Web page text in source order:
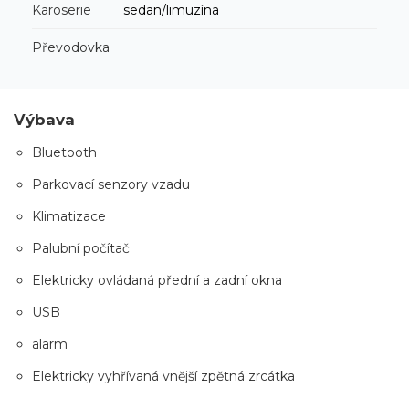
Karoserie sedan/limuzína
Převodovka
Výbava
Bluetooth
Parkovací senzory vzadu
Klimatizace
Palubní počítač
Elektricky ovládaná přední a zadní okna
USB
alarm
Elektricky vyhřívaná vnější zpětná zrcátka